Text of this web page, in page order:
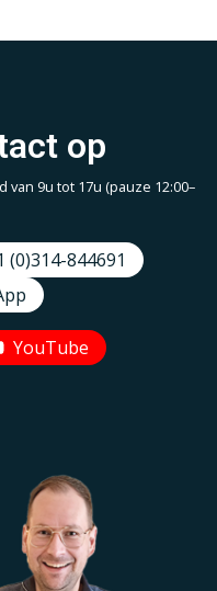
op
9u tot 17u (pauze 12:00–
(0)314-844691
YouTube